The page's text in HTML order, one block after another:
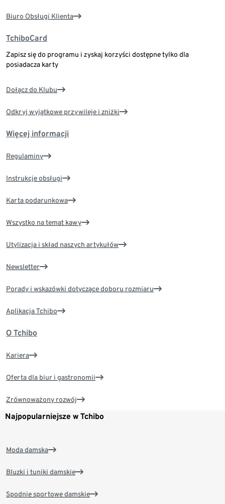
Biuro Obsługi Klienta
TchiboCard
Zapisz się do programu i zyskaj korzyści dostępne tylko dla
posiadacza karty
Dołącz do Klubu
Odkryj wyjątkowe przywileje i zniżki
Więcej informacji
Regulaminy
Instrukcje obsługi
Karta podarunkowa
Wszystko na temat kawy
Utylizacja i skład naszych artykułów
Newsletter
Porady i wskazówki dotyczące doboru rozmiaru
Aplikacja Tchibo
O Tchibo
Kariera
Oferta dla biur i gastronomii
Zrównoważony rozwój
Najpopularniejsze w Tchibo
Moda damska
Bluzki i tuniki damskie
Spodnie sportowe damskie